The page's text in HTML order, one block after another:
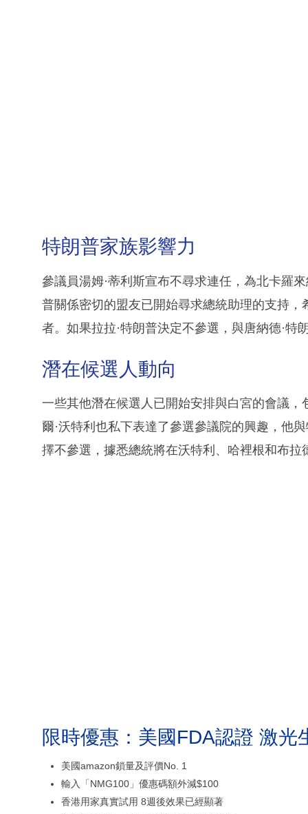
特朗普家族影響力
參議員湯姆·蒂利斯宣布不尋求連任，為北卡羅
普關係密切的盟友已開始尋求總統助理的支持
者。如果拉拉·特朗普決定不參選，與唐納德·
潛在候選人動向
一些其他潛在候選人已開始安排與白宮的會議
爾·沃特利也私下表達了參選參議院的興趣，他
擇不參選，據悉總統將在沃特利、哈裡根和布拉
限時優惠：美國FDA認證 激光
美國amazon鎖量及評價No. 1
輸入「NMG100」優惠碼額外減$100
香港用家真實試用 8週後效果已經顯著